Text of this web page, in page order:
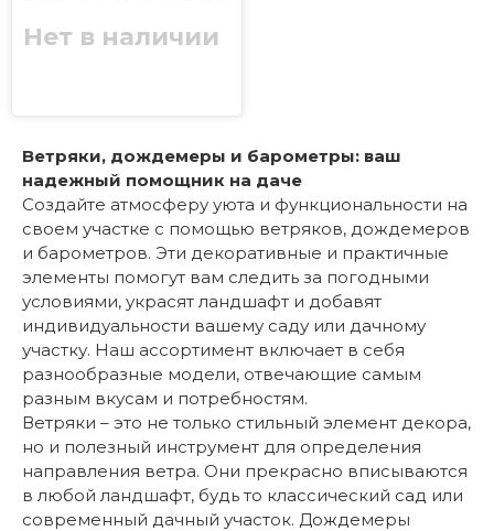
Нет в наличии
Ветряки, дождемеры и барометры: ваш
надежный помощник на даче
Создайте атмосферу уюта и функциональности на
своем участке с помощью ветряков, дождемеров
и барометров. Эти декоративные и практичные
элементы помогут вам следить за погодными
условиями, украсят ландшафт и добавят
индивидуальности вашему саду или дачному
участку. Наш ассортимент включает в себя
разнообразные модели, отвечающие самым
разным вкусам и потребностям.
Ветряки – это не только стильный элемент декора,
но и полезный инструмент для определения
направления ветра. Они прекрасно вписываются
в любой ландшафт, будь то классический сад или
современный дачный участок. Дождемеры